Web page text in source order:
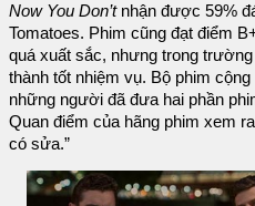
Now You Don’tnhận được 59%
Tomatoes. Phim cũng đạt điểm
quá xuất sắc, nhưng trong
thành tốt nhiệm vụ. Bộ phim
những người đã đưa hai phần
Quan điểm của hãng phim xem
có sửa.”